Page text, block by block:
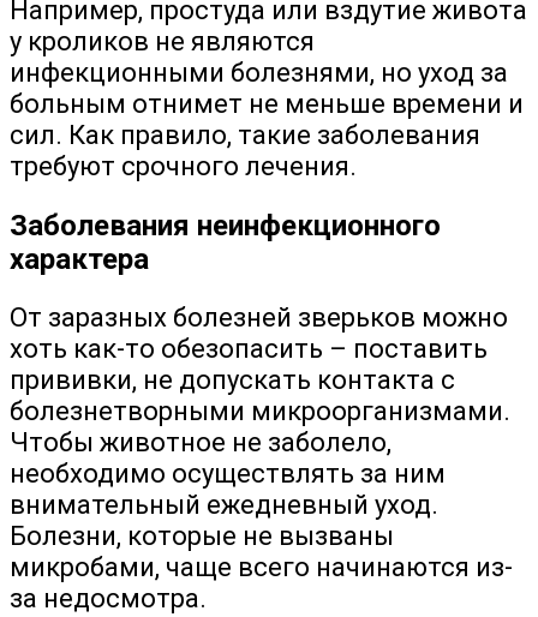
Например, простуда или вздутие живота
у кроликов не являются
инфекционными болезнями, но уход за
больным отнимет не меньше времени и
сил. Как правило, такие заболевания
требуют срочного лечения.
Заболевания неинфекционного
характера
От заразных болезней зверьков можно
хоть как-то обезопасить – поставить
прививки, не допускать контакта с
болезнетворными микроорганизмами.
Чтобы животное не заболело,
необходимо осуществлять за ним
внимательный ежедневный уход.
Болезни, которые не вызваны
микробами, чаще всего начинаются из-
за недосмотра.